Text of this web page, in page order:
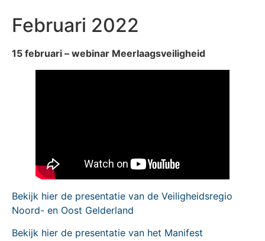
Februari 2022
15 februari – webinar Meerlaagsveiligheid
Bekijk hier de presentatie van de Veiligheidsregio
Noord- en Oost Gelderland
Bekijk hier de presentatie van het Manifest